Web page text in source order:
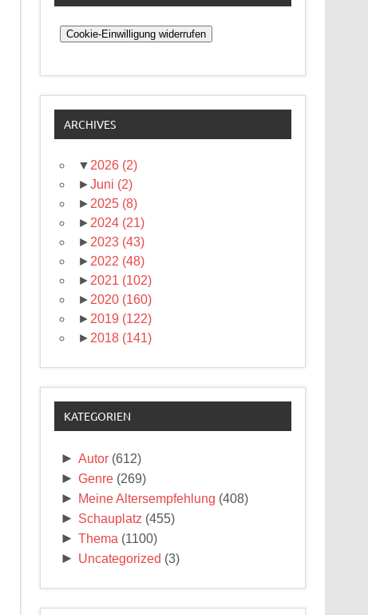
Cookie-Einwilligung widerrufen
ARCHIVES
▼ 2026 (2)
►Juni (2)
► 2025 (8)
► 2024 (21)
► 2023 (43)
► 2022 (48)
► 2021 (102)
► 2020 (160)
► 2019 (122)
► 2018 (141)
KATEGORIEN
► Autor (612)
► Genre (269)
► Meine Altersempfehlung (408)
► Schauplatz (455)
► Thema (1100)
► Uncategorized (3)